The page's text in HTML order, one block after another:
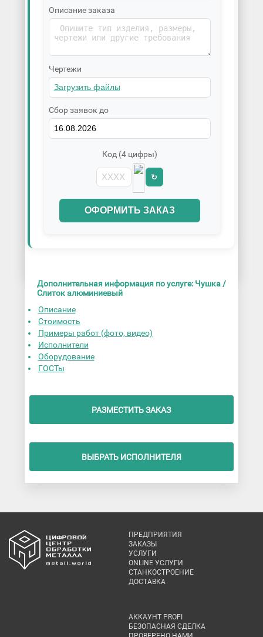
Описание заказа
Чертежи
Сбор заявок до
Код (4 цифры)
↻
ОФОРМИТЬ ЗАКАЗ
Дополнительная информация по услуге: Чушка /
Слиток алюминиевый
Описание
Стоимость
Примеры работ (фото, видео)
Исполнители
Оборудование
ГОСТы
РАЗМЕСТИТЬ ЗАКАЗ
ВЫБРАТЬ ИСПОЛНИТЕЛЯ
ПРЕДПРИЯТИЯ
ЗАКАЗЫ
УСЛУГИ
ONLINE УСЛУГИ
СТАНКОСТРОЕНИЕ
ДОСТАВКА
АККАУНТ PROFI
БЕЗОПАСНАЯ СДЕЛКА